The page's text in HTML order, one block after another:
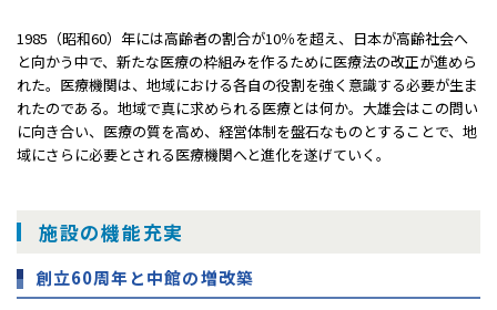
1985（昭和60）年には高齢者の割合が10％を超え、日本が高齢社会へ
と向かう中で、新たな医療の枠組みを作るために医療法の改正が進めら
れた。医療機関は、地域における各自の役割を強く意識する必要が生ま
れたのである。地域で真に求められる医療とは何か。大雄会はこの問い
に向き合い、医療の質を高め、経営体制を盤石なものとすることで、地
域にさらに必要とされる医療機関へと進化を遂げていく。
施設の機能充実
創立60周年と中館の増改築